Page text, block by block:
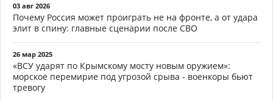
03 авг 2026
Почему Россия может проиграть не на фронте, а от удара
элит в спину: главные сценарии после СВО
26 мар 2025
«ВСУ ударят по Крымскому мосту новым оружием»:
морское перемирие под угрозой срыва - военкоры бьют
тревогу